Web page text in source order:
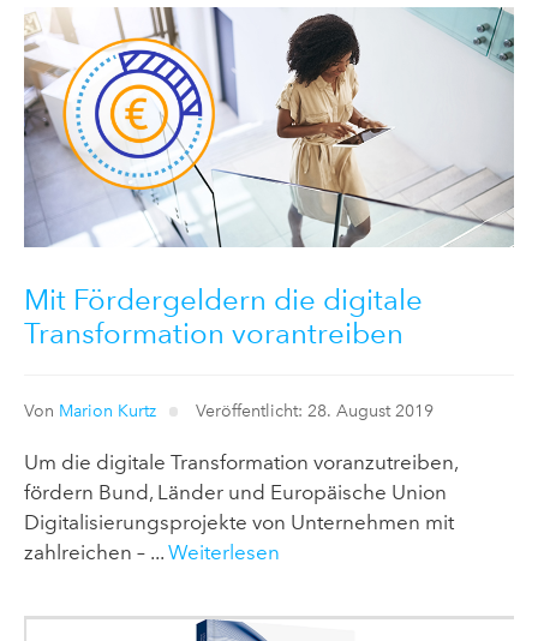
Mit Fördergeldern die digitale
Transformation vorantreiben
Von Marion Kurtz Veröffentlicht: 28. August 2019
Um die digitale Transformation voranzutreiben,
fördern Bund, Länder und Europäische Union
Digitalisierungsprojekte von Unternehmen mit
zahlreichen – ... Weiterlesen